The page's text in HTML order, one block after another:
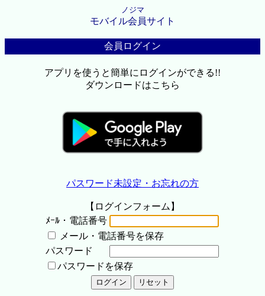
ノジマ
モバイル会員サイト
会員ログイン
アプリを使うと簡単にログインができる!!
ダウンロードはこちら
パスワード未設定・お忘れの方
【ログインフォーム】
ﾒｰﾙ・電話番号
メール・電話番号を保存
パスワード
パスワードを保存